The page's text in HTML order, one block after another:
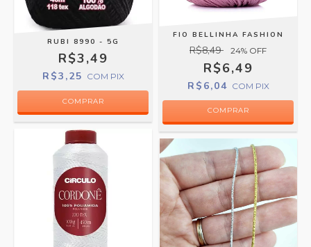
RUBI 8990 - 5G
R$3,49
R$3,25 COM PIX
FIO BELLINHA FASHION
R$8,49 24% OFF
R$6,49
R$6,04 COM PIX
COMPRAR